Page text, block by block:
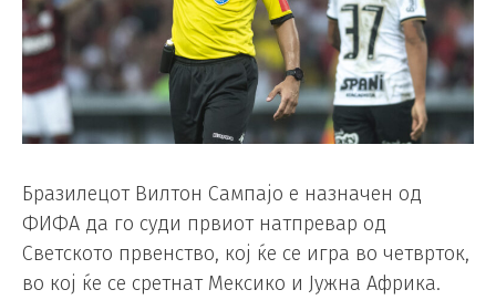
Бразилецот Вилтон Сампајо е назначен од
ФИФА да го суди првиот натпревар од
Светското првенство, кој ќе се игра во четврток,
во кој ќе се сретнат Мексико и Јужна Африка.